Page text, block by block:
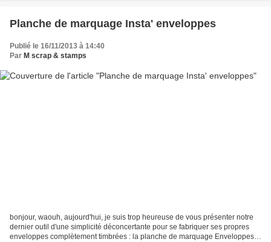
Planche de marquage Insta' enveloppes
Publié le 16/11/2013 à 14:40
Par M scrap & stamps
bonjour, waouh, aujourd'hui, je suis trop heureuse de vous présenter notre
dernier outil d'une simplicité déconcertante pour se fabriquer ses propres
enveloppes complètement timbrées : la planche de marquage Enveloppes /